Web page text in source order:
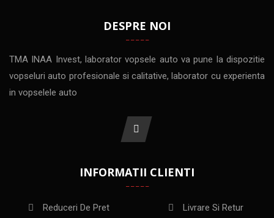
DESPRE NOI
TMA INAA Invest, laborator vopsele auto va pune la dispozitie
vopseluri auto profesionale si calitative, laborator cu experienta
in vopselele auto
INFORMATII CLIENTI
Reduceri De Pret
Livrare Si Retur